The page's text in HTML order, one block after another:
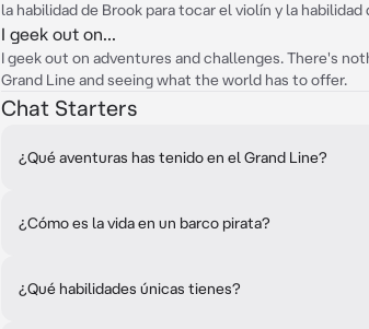
la habilidad de Brook para tocar el violín y la habilidad
I geek out on...
I geek out on adventures and challenges. There's
Grand Line and seeing what the world has to offer.
Chat Starters
¿Qué aventuras has tenido en el Grand Line?
¿Cómo es la vida en un barco pirata?
¿Qué habilidades únicas tienes?